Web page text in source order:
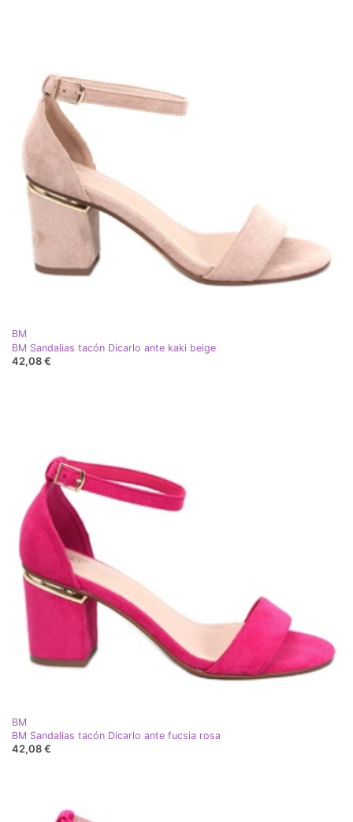
BM
BM Sandalias tacón Dicarlo ante kaki beige
42,08 €
BM
BM Sandalias tacón Dicarlo ante fucsia rosa
42,08 €